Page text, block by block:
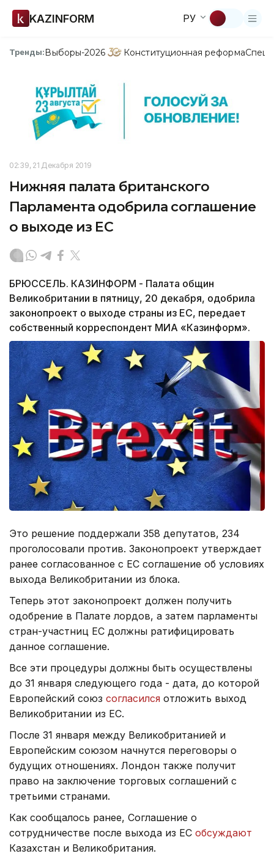
KAZINFORM РУ
Тренды:Выборы-2026 Конституционная реформа
02:39, 21 Декабря 2019
Нижняя палата британского
Парламента одобрила соглашение
о выходе из ЕС
БРЮССЕЛЬ. КАЗИНФОРМ - Палата общин
Великобритании в пятницу, 20 декабря, одобрила
законопроект о выходе страны из ЕС, передает
собственный корреспондент МИА «Казинформ».
Это решение поддержали 358 депутатов, 234
проголосовали против. Законопроект утверждает
ранее согласованное с ЕС соглашение об условиях
выхода Великобритании из блока.
Теперь этот законопроект должен получить
одобрение в Палате лордов, а затем парламенты
стран-участниц ЕС должны ратифицировать
данное соглашение.
Все эти процедуры должны быть осуществлены
до 31 января следующего года - дата, до которой
Европейский союз согласился отложить выход
Великобритании из ЕС.
После 31 января между Великобританией и
Европейским союзом начнутся переговоры о
будущих отношениях. Лондон также получит
право на заключение торговых соглашений с
третьими странами.
Как сообщалось ранее, Соглашение о
сотрудничестве после выхода из ЕС обсуждают
Казахстан и Великобритания.